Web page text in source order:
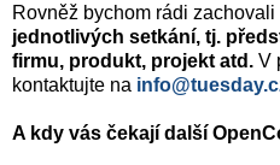
Rovněž bychom rádi
jednotlivých setkání, tj.
firmu, produkt, projekt atd. V
kontaktujte na
A kdy vás čekají další